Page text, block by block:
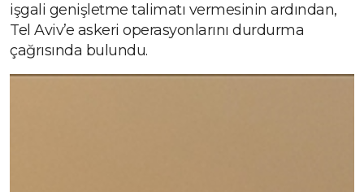
işgali genişletme talimatı vermesinin ardından,
Tel Aviv’e askeri operasyonlarını durdurma
çağrısında bulundu.